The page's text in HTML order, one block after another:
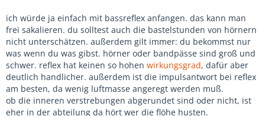
ich würde ja einfach mit bassreflex anfangen. das kann man
frei sakalieren. du solltest auch die bastelstunden von hörnern
nicht unterschätzen. außerdem gilt immer: du bekommst nur
was wenn du was gibst. hörner oder bandpässe sind groß und
schwer. reflex hat keinen so hohen wirkungsgrad, dafür aber
deutlich handlicher. außerdem ist die impulsantwort bei reflex
am besten, da wenig luftmasse angeregt werden muß.
ob die inneren verstrebungen abgerundet sind oder nicht, ist
eher in der abteilung da hört wer die flöhe husten.